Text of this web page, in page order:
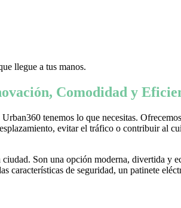
llegue a tus manos.
Comodidad y
tenemos lo que necesitas.
evitar el tráfico o contribuir al
Son una opción moderna, divertida y
características de seguridad, un patinete